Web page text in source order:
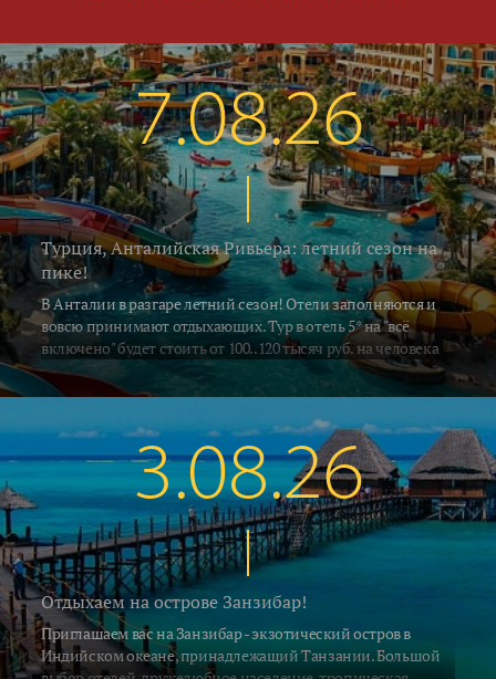
7.08.26
Турция, Анталийская Ривьера: летний сезон на
пике!
В Анталии в разгаре летний сезон! Отели заполняются и
вовсю принимают отдыхающих. Тур в отель 5* на "всё
включено" будет стоить от 100..120 тысяч руб. на человека
за неделю, включая перелёт и трансфер. Погода летняя -
воздух в это время прогревается до 33..35°C, а водичка в
южных регионах Алании и Сиде 26..28°C. В Кемере на
градус прохладнее... Поехали на отдых!
3.08.26
Отдыхаем на острове Занзибар!
Приглашаем вас на Занзибар - экзотический остров в
Индийском океане, принадлежащий Танзании. Большой